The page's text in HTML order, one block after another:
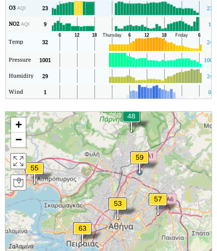
O3AQI 23 23
NO2AQI 9 1
Temp 32 24
Pressure 1001 1001
Humidity 29 24
Wind 1 0
+
−